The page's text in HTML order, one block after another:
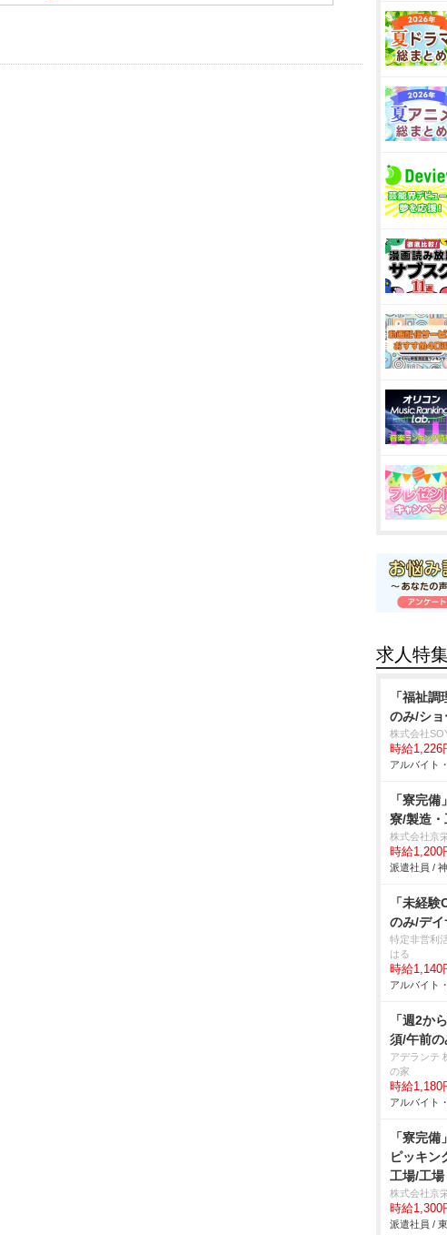
求人特集
「福祉
のみ/ショ
株式会社
時給1,226
アルバイト
「寮完
寮/製造
株式会社京
時給1,200
派遣社員 /
「未経
のみ/デ
特定非営利
はる
時給1,140
アルバイト
「週2か
須/午前
アデランテ
の家
時給1,180
アルバイト
「寮完
ピッキン
工場/工
株式会社京
時給1,300
派遣社員 /